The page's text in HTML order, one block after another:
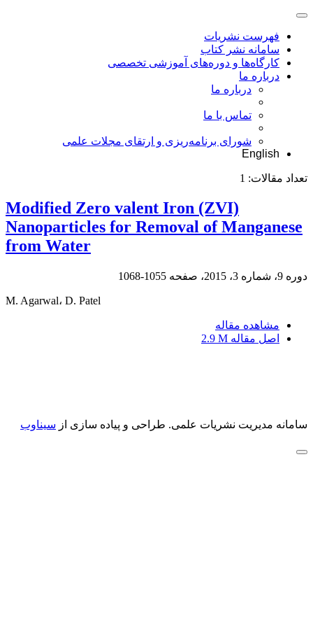
فهرست نشریات
سامانه نشر کتاب
کارگاه‌ها و دوره‌های آموزشی تخصصی
درباره ما
درباره ما
تماس با ما
شورای برنامه‌ریزی و ارتقای مجلات علمی
English
تعداد مقالات: 1
Modified Zero valent Iron (ZVI)
Nanoparticles for Removal of Manganese
from Water
دوره 9، شماره 3، 2015، صفحه 1055-1068
M. Agarwal، D. Patel
مشاهده مقاله
اصل مقاله 2.9 M
سامانه مدیریت نشریات علمی. طراحی و پیاده سازی از سیناوب